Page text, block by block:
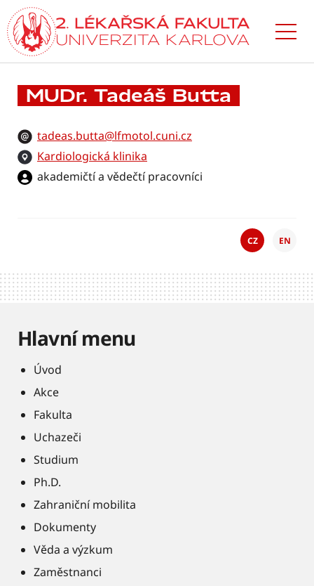
Přejít
k hlavnímu
obsahu
MUDr. Tadeáš Butta
tadeas.butta@lfmotol.cuni.cz
Kardiologická klinika
akademičtí a vědečtí pracovníci
CZ EN
Hlavní menu
Úvod
Akce
Fakulta
Uchazeči
Studium
Ph.D.
Zahraniční mobilita
Dokumenty
Věda a výzkum
Zaměstnanci